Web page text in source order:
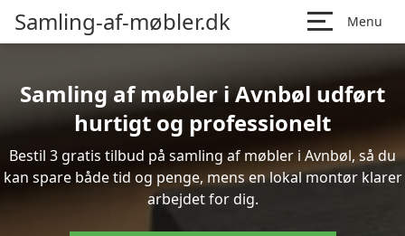
Samling-af-møbler.dk Menu
Samling af møbler i Avnbøl udført
hurtigt og professionelt
Bestil 3 gratis tilbud på samling af møbler i Avnbøl, så du
kan spare både tid og penge, mens en lokal montør klarer
arbejdet for dig.